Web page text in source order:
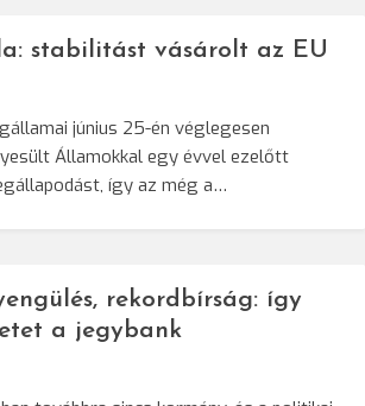
stabilitást vásárolt az EU
június 25-én véglegesen
Államokkal egy évvel ezelőtt
így az még a…
rekordbírság: így
a jegybank